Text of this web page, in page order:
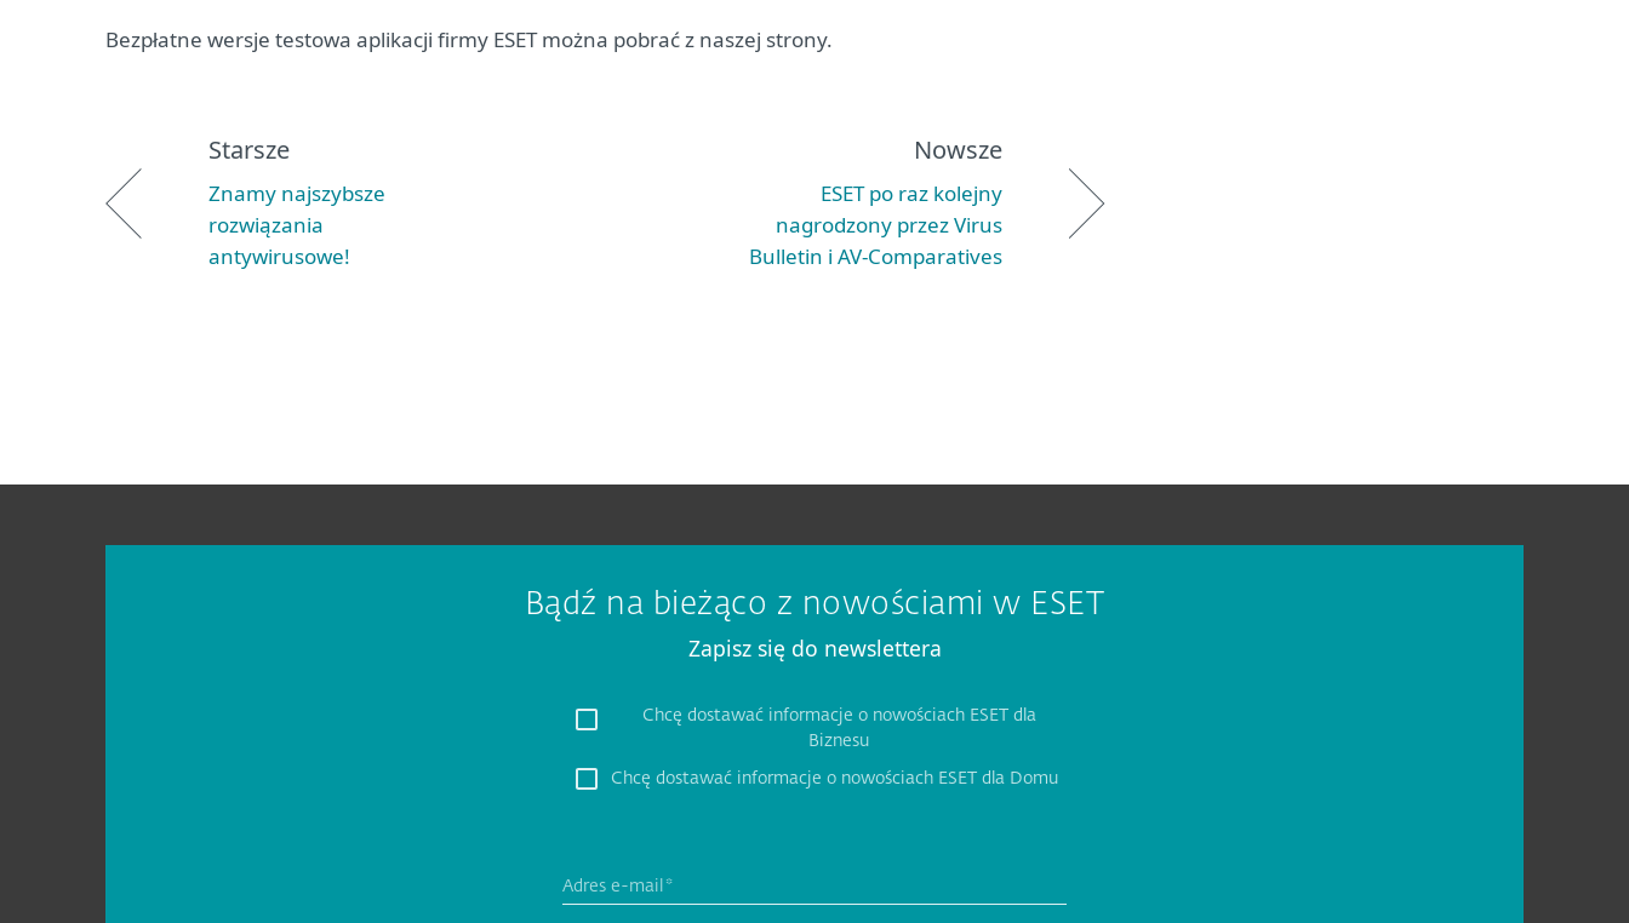
Bezpłatne wersje testowa aplikacji firmy ESET można pobrać z naszej strony.
Starsze
Znamy najszybsze
rozwiązania
antywirusowe!
Nowsze
ESET po raz kolejny
nagrodzony przez Virus
Bulletin i AV-Comparatives